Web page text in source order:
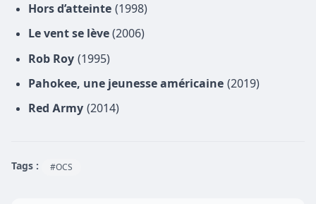
Hors d’atteinte (1998)
Le vent se lève (2006)
Rob Roy (1995)
Pahokee, une jeunesse américaine (2019)
Red Army (2014)
Tags : #OCS